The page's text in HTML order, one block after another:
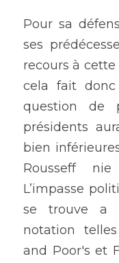
Pour sa
ses
recours à
cela fait donc
question de
présidents
bien
Rousseff
L’impasse
se trouve a
notation
and Poor's et